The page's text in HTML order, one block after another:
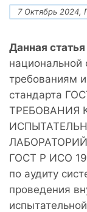
7 Октябрь 2024,
Данная
национальной
требованиям
стандарта
ТРЕБОВАНИЯ
ГОСТ Р ИСО
по аудиту
проведения